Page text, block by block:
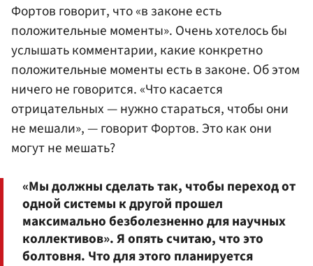
Фортов говорит, что «в законе есть
положительные моменты». Очень хотелось бы
услышать комментарии, какие конкретно
положительные моменты есть в законе. Об этом
ничего не говорится. «Что касается
отрицательных — нужно стараться, чтобы они
не мешали», — говорит Фортов. Это как они
могут не мешать?
«Мы должны сделать так, чтобы переход от
одной системы к другой прошел
максимально безболезненно для научных
коллективов». Я опять считаю, что это
болтовня. Что для этого планируется